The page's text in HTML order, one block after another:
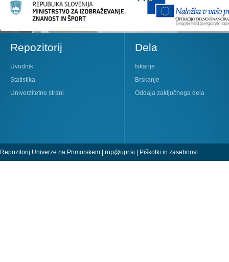
Repozitorij
Uvodnik
Statistika
Univerzitetne strani
Dela
Iskanje
Brskanje
Oddaja zaključnega dela
Repozitorij Univerze na Primorskem | rup@upr.si | Piškotki in zasebnost